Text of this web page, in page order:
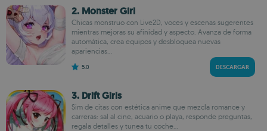
2. Monster Girl
Chicas monstruo con Live2D, voces y escenas sugerentes
mientras mejoras su afinidad y aspecto. Avanza de forma
automática, crea equipos y desbloquea nuevas
apariencias...
5.0 DESCARGAR
3. Drift Girls
Sim de citas con estética anime que mezcla romance y
carreras: sal al cine, acuario o playa, responde preguntas,
regala detalles y tunea tu coche...